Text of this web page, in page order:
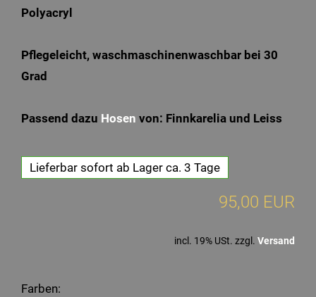
Polyacryl
Pflegeleicht, waschmaschinenwaschbar bei 30
Grad
Passend dazu Hosen von: Finnkarelia und Leiss
Lieferbar sofort ab Lager ca. 3 Tage
95,00 EUR
incl. 19% USt. zzgl. Versand
Farben: